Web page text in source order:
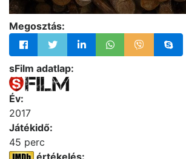
Megosztás:
sFilm adatlap:
Év:
2017
Játékidő:
45 perc
értékelés: